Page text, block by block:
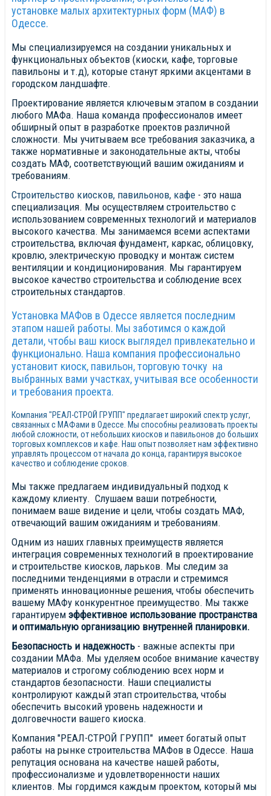
установке малых архитектурных форм (МАФ) в
Одессе.
Мы специализируемся на создании уникальных и
функциональных объектов (киоски, кафе, торговые
павильоны и т.д), которые станут яркими акцентами в
городском ландшафте.
Проектирование является ключевым этапом в создании
любого МАФа. Наша команда профессионалов имеет
обширный опыт в разработке проектов различной
сложности. Мы учитываем все требования заказчика, а
также нормативные и законодательные акты, чтобы
создать МАФ, соответствующий вашим ожиданиям и
требованиям.
Строительство киосков, павильонов, кафе - это наша
специализация. Мы осуществляем строительство с
использованием современных технологий и материалов
высокого качества. Мы занимаемся всеми аспектами
строительства, включая фундамент, каркас, облицовку,
кровлю, электрическую проводку и монтаж систем
вентиляции и кондиционирования. Мы гарантируем
высокое качество строительства и соблюдение всех
строительных стандартов.
Установка МАФов в Одессе является последним
этапом нашей работы. Мы заботимся о каждой
детали, чтобы ваш киоск выглядел привлекательно и
функционально. Наша компания профессионально
установит киоск, павильон, торговую точку на
выбранных вами участках, учитывая все особенности
и требования проекта.
Компания "РЕАЛ-СТРОЙ ГРУПП" предлагает широкий спектр услуг,
связанных с МАФами в Одессе. Мы способны реализовать проекты
любой сложности, от небольших киосков и павильонов до больших
торговых комплексов и кафе. Наш опыт позволяет нам эффективно
управлять процессом от начала до конца, гарантируя высокое
качество и соблюдение сроков.
Мы также предлагаем индивидуальный подход к
каждому клиенту. Слушаем ваши потребности,
понимаем ваше видение и цели, чтобы создать МАФ,
отвечающий вашим ожиданиям и требованиям.
Одним из наших главных преимуществ является
интеграция современных технологий в проектирование
и строительстве киосков, ларьков. Мы следим за
последними тенденциями в отрасли и стремимся
применять инновационные решения, чтобы обеспечить
вашему МАФу конкурентное преимущество. Мы также
гарантируемэффективное использование пространства
и оптимальную организацию внутренней планировки.
Безопасность и надежность - важные аспекты при
создании МАФа. Мы уделяем особое внимание качеству
материалов и строгому соблюдению всех норм и
стандартов безопасности. Наши специалисты
контролируют каждый этап строительства, чтобы
обеспечить высокий уровень надежности и
долговечности вашего киоска.
Компания "РЕАЛ-СТРОЙ ГРУПП" имеет богатый опыт
работы на рынке строительства МАФов в Одессе. Наша
репутация основана на качестве нашей работы,
профессионализме и удовлетворенности наших
клиентов. Мы гордимся каждым проектом, который мы